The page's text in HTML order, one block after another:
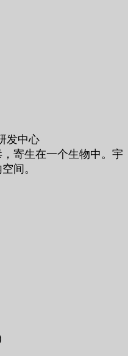
发中心
寄生在一个生物中。宇
间。